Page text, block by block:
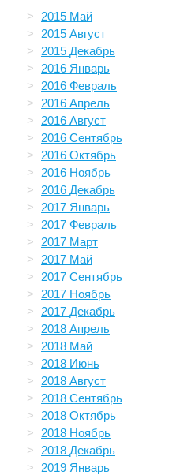
2015 Май
2015 Август
2015 Декабрь
2016 Январь
2016 Февраль
2016 Апрель
2016 Август
2016 Сентябрь
2016 Октябрь
2016 Ноябрь
2016 Декабрь
2017 Январь
2017 Февраль
2017 Март
2017 Май
2017 Сентябрь
2017 Ноябрь
2017 Декабрь
2018 Апрель
2018 Май
2018 Июнь
2018 Август
2018 Сентябрь
2018 Октябрь
2018 Ноябрь
2018 Декабрь
2019 Январь